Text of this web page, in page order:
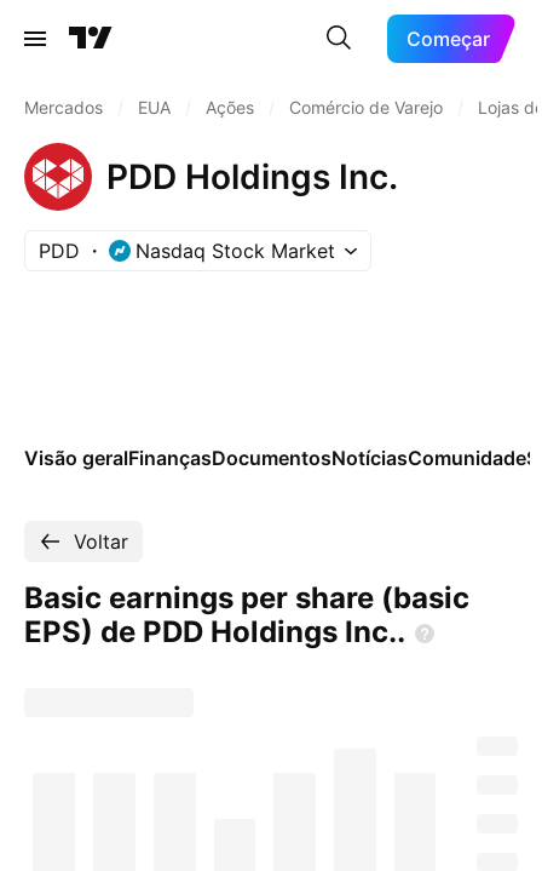
Começar
Mercados EUA Ações Comércio de Varejo Lojas
PDD Holdings Inc.
PDD Nasdaq Stock Market
Visão geralFinançasDocumentosNotíciasComunidade
Voltar
Basic earnings per share (basic
EPS) de PDD Holdings Inc..